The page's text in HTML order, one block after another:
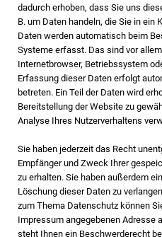
dadurch erhoben, dass Sie uns
B. um Daten handeln, die Sie in ein
Daten werden automatisch beim
Systeme erfasst. Das sind vor
Internetbrowser, Betriebssystem
Erfassung dieser Daten erfolgt
betreten. Ein Teil der Daten wird
Bereitstellung der Website zu
Analyse Ihres Nutzerverhaltens
Sie haben jederzeit das Recht
Empfänger und Zweck Ihrer
zu erhalten. Sie haben außerdem
Löschung dieser Daten zu
zum Thema Datenschutz können
Impressum angegebenen Adresse
steht Ihnen ein Beschwerderecht